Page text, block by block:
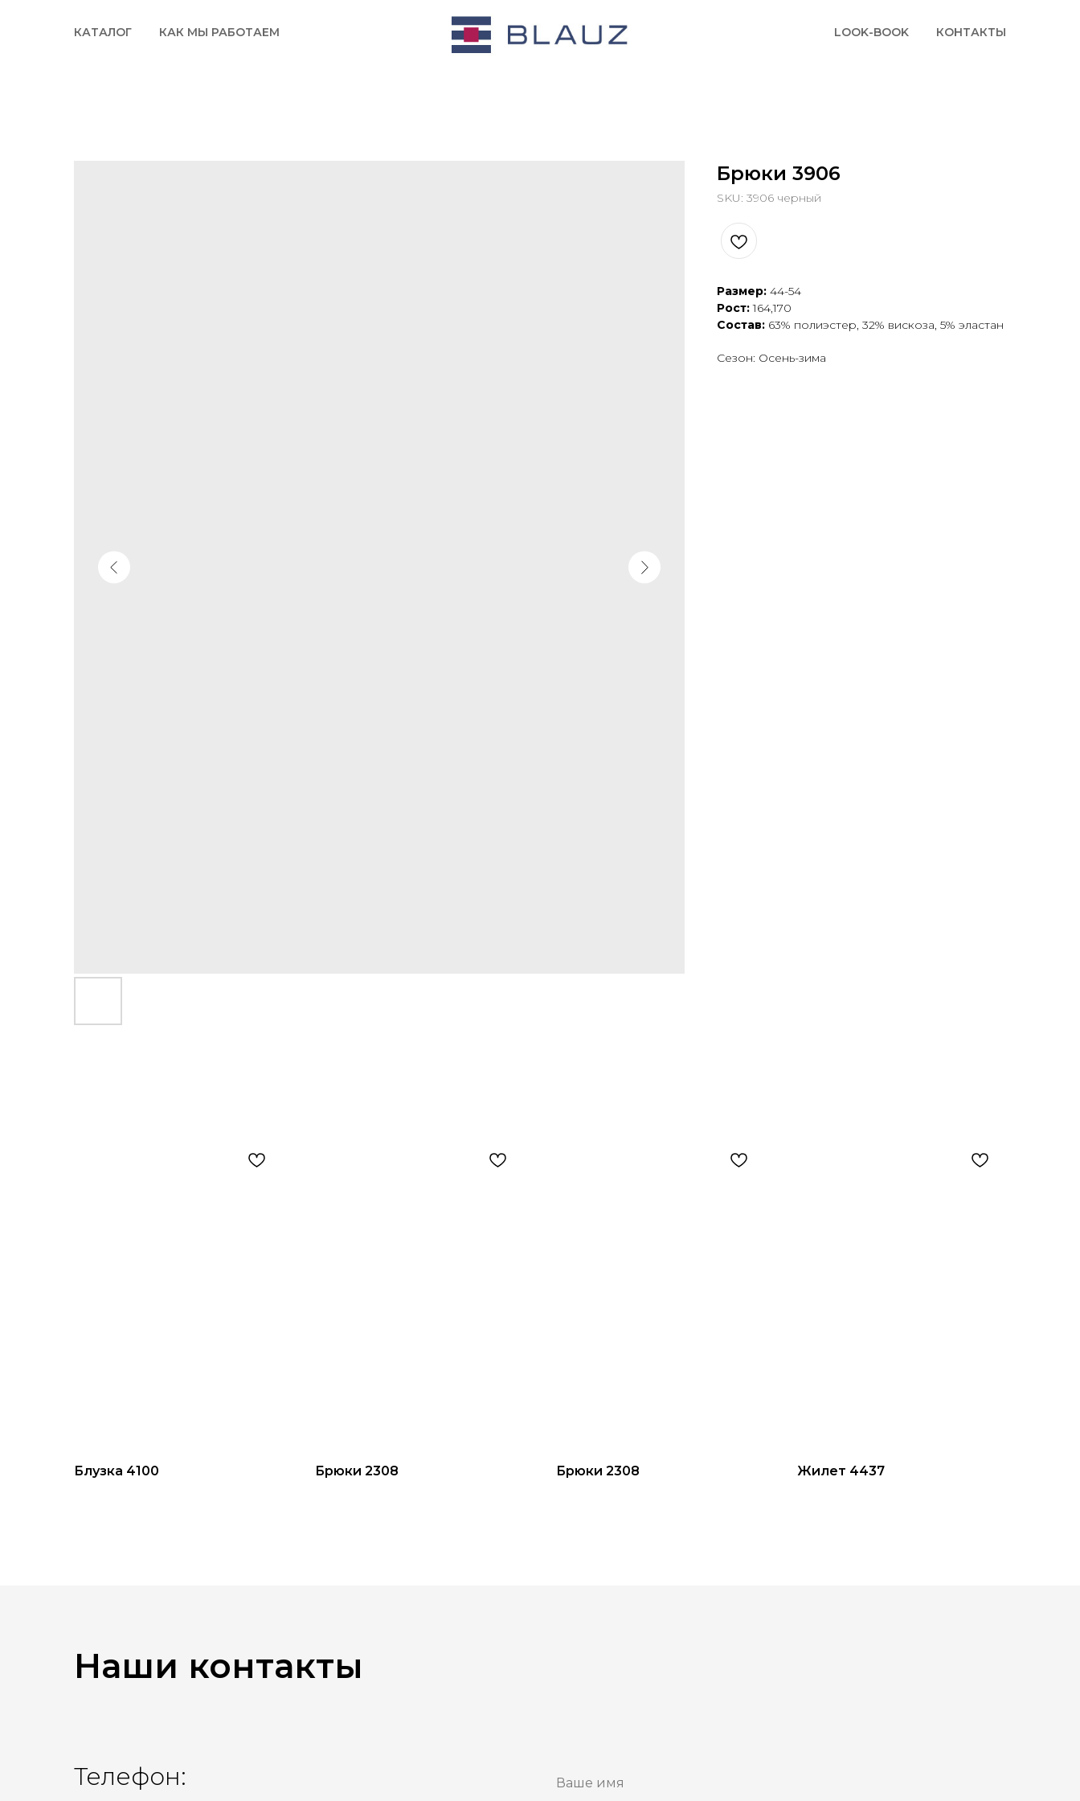
КАТАЛОГ КАК МЫ РАБОТАЕМ LOOK-BOOK КОНТАКТЫ
Брюки 3906
SKU: 3906 черный
Размер: 44-54
Рост:164,170
Состав: 63% полиэстер, 32% вискоза, 5% эластан
Сезон: Осень-зима
Блузка 4100 Брюки 2308 Брюки 2308 Жилет 4437
Наши контакты
Телефон: